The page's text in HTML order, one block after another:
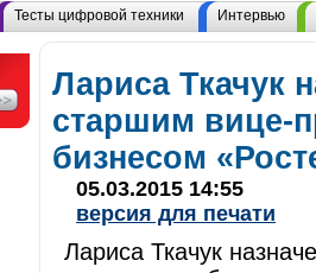
Тесты цифровой техники Интервью
Лариса Ткачук
старшим вице-
бизнесом
05.03.2015 14:55
версия для печати
Лариса Ткачук